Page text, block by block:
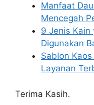
Manfaat
Mencegah
9 Jenis Kain
Digunakan
Sablon
Layanan
Terima Kasih.